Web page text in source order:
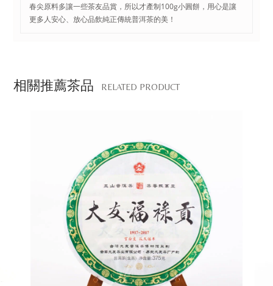
春尖原料多讓一些茶友品賞，所以才產制100g小圓餅，用心是讓
更多人安心、放心品飲純正傳統普洱茶的美！
相關推薦茶品 RELATED PRODUCT